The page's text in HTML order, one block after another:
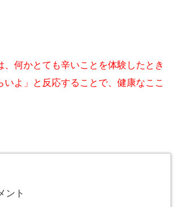
、何かとても辛いことを体験したとき
いよ」と反応することで、健康なここ
ント